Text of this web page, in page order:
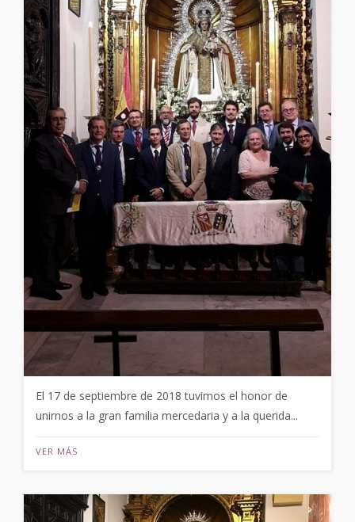
El 17 de septiembre de 2018 tuvimos el honor de
unirnos a la gran familia mercedaria y a la querida...
VER MÁS